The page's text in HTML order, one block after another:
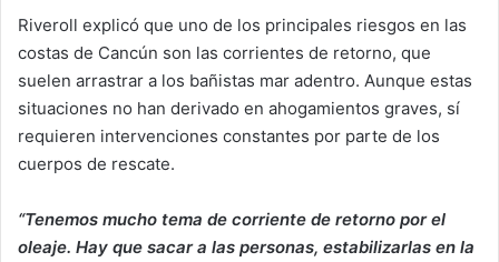
Riveroll explicó que uno de los principales riesgos en las
costas de Cancún son las corrientes de retorno, que
suelen arrastrar a los bañistas mar adentro. Aunque estas
situaciones no han derivado en ahogamientos graves, sí
requieren intervenciones constantes por parte de los
cuerpos de rescate.
“Tenemos mucho tema de corriente de retorno por el
oleaje. Hay que sacar a las personas, estabilizarlas en la